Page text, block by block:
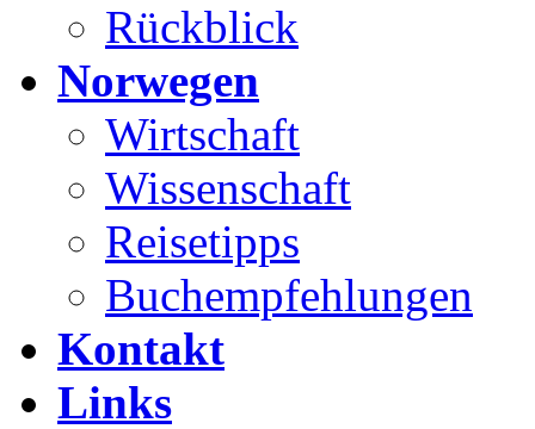
Rückblick
Norwegen
Wirtschaft
Wissenschaft
Reisetipps
Buchempfehlungen
Kontakt
Links